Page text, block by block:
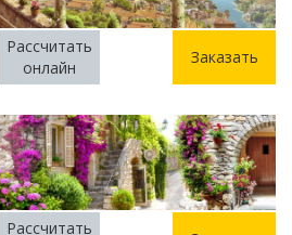
Рассчитать
онлайн
Заказать
Рассчитать